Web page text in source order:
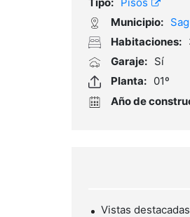
Municipio:
Habitaciones:
Garaje: Sí
Planta: 01º
Año de
Vistas